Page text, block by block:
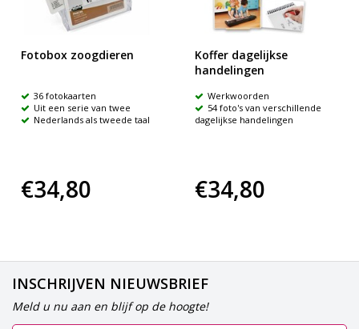
Fotobox zoogdieren
36 fotokaarten
Uit een serie van twee
Nederlands als tweede taal
€34,80
Koffer dagelijkse
handelingen
Werkwoorden
54 foto's van verschillende
dagelijkse handelingen
€34,80
INSCHRIJVEN NIEUWSBRIEF
Meld u nu aan en blijf op de hoogte!